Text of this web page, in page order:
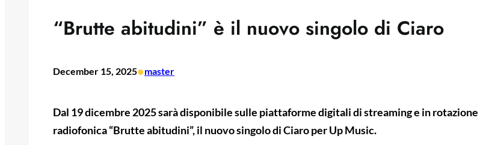
“Brutte abitudini” è il nuovo singolo di Ciaro
December 15, 2025•master
Dal 19 dicembre 2025 sarà disponibile sulle piattaforme digitali di streaming e in rotazione
radiofonica “Brutte abitudini”, il nuovo singolo di Ciaro per Up Music.